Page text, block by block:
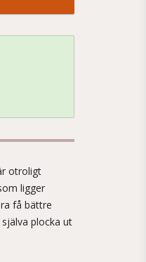
otroligt
ligger
få bättre
plocka ut